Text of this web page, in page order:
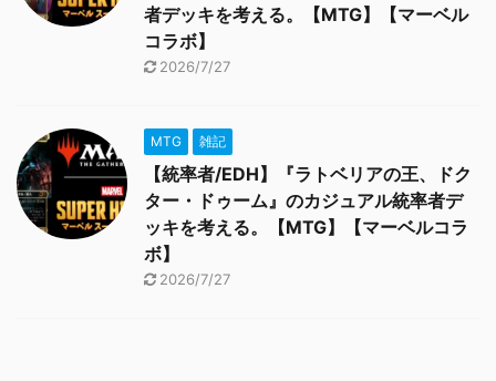
者デッキを考える。【MTG】【マーベル
コラボ】
2026/7/27
MTG 雑記
【統率者/EDH】『ラトベリアの王、ドク
ター・ドゥーム』のカジュアル統率者デ
ッキを考える。【MTG】【マーベルコラ
ボ】
2026/7/27